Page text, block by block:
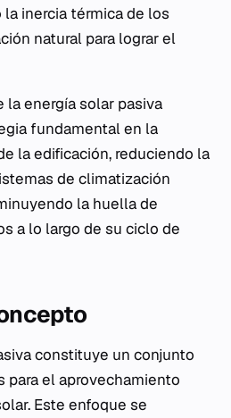
inercia térmica de los
natural para lograr el
energía solar pasiva
fundamental en la
la edificación, reduciendo la
de climatización
la huella de
a lo largo de su ciclo de
constituye un conjunto
para el aprovechamiento
Este enfoque se